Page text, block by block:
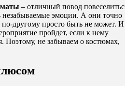
– отличный повод
незабываемые эмоции. А они точно
другому просто быть не может. И
пройдет, если к нему
Поэтому, не забываем о костюмах,